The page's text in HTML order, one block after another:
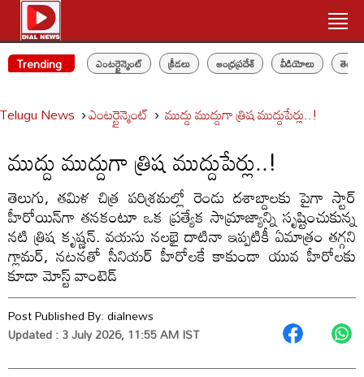
Trending ఎంటర్టైన్మెంట్ క్రీడలు ఆంధ్రప్రదేశ్ వీడియోలు
Telugu News ఎంటర్టైన్మెంట్ ముద్దు ముద్దుగా త్రిష ముద్దుపేర్లు..!
ముద్దు ముద్దుగా త్రిష ముద్దుపేర్లు..!
తెలుగు, తమిళ చిత్ర పరిశ్రమల్లో రెండు దశాబ్దాలకు పైగా స్టార్
హీరోయిన్‌గా తనకంటూ ఒక ప్రత్యేక సామ్రాజ్యాన్ని సృష్టించుకున్న
నటి త్రిష కృష్ణన్. వయసు నలభై దాటినా ఇప్పటికీ ఏమాత్రం తగ్గని
గ్లామర్, నటనతో సీనియర్ హీరోలకే కాకుండా యువ హీరోలకు
కూడా మోస్ట్ వాంటెడ్
Post Published By:dialnews
Updated : 3 July 2026, 11:55 AM IST